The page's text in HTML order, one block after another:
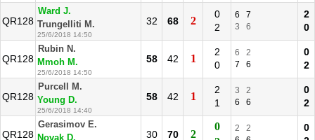
QR128
Ward J.
Trungelliti M.
25/6/2018 14:50
32 68 2
0
2
6
7
3
6
2
0
QR128
Rubin N.
Mmoh M.
25/6/2018 14:50
58 42 1
2
0
6
2
7
6
0
2
QR128
Purcell M.
Young D.
25/6/2018 14:40
58 42 1
2
1
3
2
6
6
0
2
QR128
Gerasimov E.
Novak D.
30 70 2
0
2
2
0